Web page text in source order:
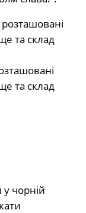
та склад
чорній